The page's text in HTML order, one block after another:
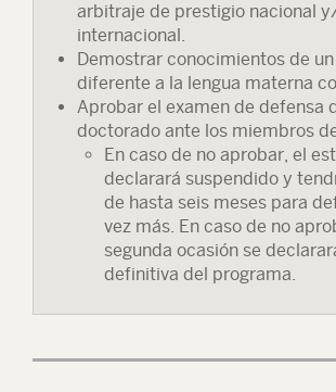
arbitraje de prestigio nacional
internacional.
Demostrar conocimientos de
diferente a la lengua materna
Aprobar el examen de defensa
doctorado ante los miembros
En caso de no aprobar, el
declarará suspendido y
de hasta seis meses para
vez más. En caso de no
segunda ocasión se
definitiva del programa.